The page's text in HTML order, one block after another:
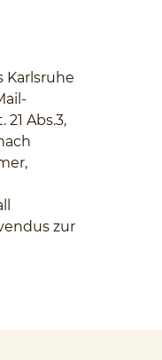
Karlsruhe
Abs.3,
zur